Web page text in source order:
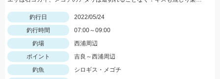
釣行日
2022/05/24
釣行時間
07:00～09:00
釣場
西浦周辺
ポイント
吉良～西浦周辺
釣魚
シロギス・メゴチ